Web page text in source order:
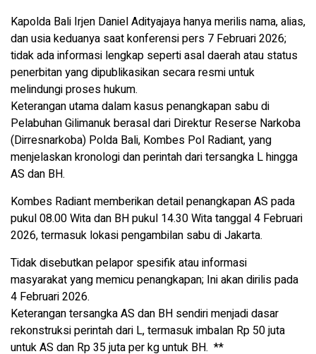
Kapolda Bali Irjen Daniel Adityajaya hanya merilis nama, alias,
dan usia keduanya saat konferensi pers 7 Februari 2026;
tidak ada informasi lengkap seperti asal daerah atau status
penerbitan yang dipublikasikan secara resmi untuk
melindungi proses hukum.
Keterangan utama dalam kasus penangkapan sabu di
Pelabuhan Gilimanuk berasal dari Direktur Reserse Narkoba
(Dirresnarkoba) Polda Bali, Kombes Pol Radiant, yang
menjelaskan kronologi dan perintah dari tersangka L hingga
AS dan BH.
Kombes Radiant memberikan detail penangkapan AS pada
pukul 08.00 Wita dan BH pukul 14.30 Wita tanggal 4 Februari
2026, termasuk lokasi pengambilan sabu di Jakarta.
Tidak disebutkan pelapor spesifik atau informasi
masyarakat yang memicu penangkapan; Ini akan dirilis pada
4 Februari 2026.
Keterangan tersangka AS dan BH sendiri menjadi dasar
rekonstruksi perintah dari L, termasuk imbalan Rp 50 juta
untuk AS dan Rp 35 juta per kg untuk BH. **